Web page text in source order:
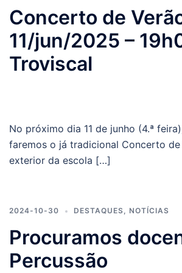
Concerto de
11/jun/2025 –
Troviscal
No próximo dia 11 de junho (4.ª
faremos o já tradicional Concerto de
exterior da escola […]
2024-10-30 DESTAQUES, NOTÍCIAS
Procuramos
Percussão